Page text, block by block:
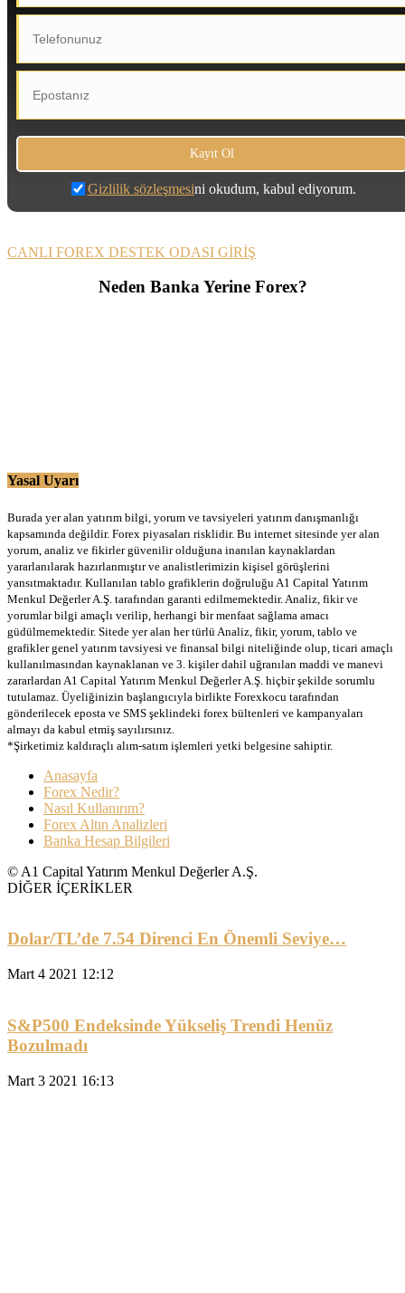
Gizlilik sözleşmesini okudum, kabul ediyorum.
CANLI FOREX DESTEK ODASI GİRİŞ
Neden Banka Yerine Forex?
Yasal Uyarı
Burada yer alan yatırım bilgi, yorum ve tavsiyeleri yatırım danışmanlığı
kapsamında değildir. Forex piyasaları risklidir. Bu internet sitesinde yer alan
yorum, analiz ve fikirler güvenilir olduğuna inanılan kaynaklardan
yararlanılarak hazırlanmıştır ve analistlerimizin kişisel görüşlerini
yansıtmaktadır. Kullanılan tablo grafiklerin doğruluğu A1 Capital Yatırım
Menkul Değerler A.Ş. tarafından garanti edilmemektedir. Analiz, fikir ve
yorumlar bilgi amaçlı verilip, herhangi bir menfaat sağlama amacı
güdülmemektedir. Sitede yer alan her türlü Analiz, fikir, yorum, tablo ve
grafikler genel yatırım tavsiyesi ve finansal bilgi niteliğinde olup, ticari amaçlı
kullanılmasından kaynaklanan ve 3. kişiler dahil uğranılan maddi ve manevi
zararlardan A1 Capital Yatırım Menkul Değerler A.Ş. hiçbir şekilde sorumlu
tutulamaz. Üyeliğinizin başlangıcıyla birlikte Forexkocu tarafından
gönderilecek eposta ve SMS şeklindeki forex bültenleri ve kampanyaları
almayı da kabul etmiş sayılırsınız.
*Şirketimiz kaldıraçlı alım-satım işlemleri yetki belgesine sahiptir.
Anasayfa
Forex Nedir?
Nasıl Kullanırım?
Forex Altın Analizleri
Banka Hesap Bilgileri
© A1 Capital Yatırım Menkul Değerler A.Ş.
DİĞER İÇERİKLER
Dolar/TL’de 7.54 Direnci En Önemli Seviye…
Mart 4 2021 12:12
S&P500 Endeksinde Yükseliş Trendi Henüz
Bozulmadı
Mart 3 2021 16:13